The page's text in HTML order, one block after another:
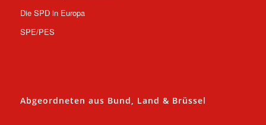
Die SPD in Europa
SPE/PES
Abgeordneten aus Bund, Land & Brüssel